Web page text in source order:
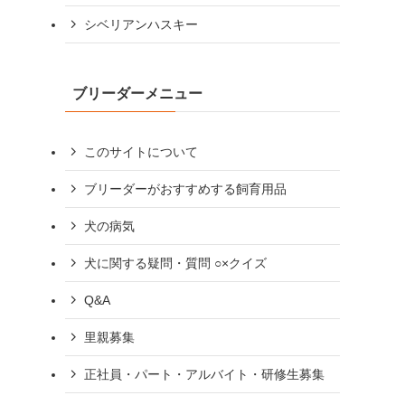
シベリアンハスキー
ブリーダーメニュー
このサイトについて
ブリーダーがおすすめする飼育用品
犬の病気
犬に関する疑問・質問 ○×クイズ
Q&A
里親募集
正社員・パート・アルバイト・研修生募集